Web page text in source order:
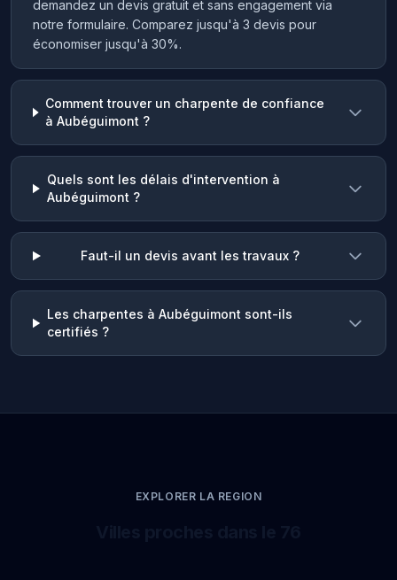
demandez un devis gratuit et sans engagement via
notre formulaire. Comparez jusqu'à 3 devis pour
économiser jusqu'à 30%.
Comment trouver un charpente de confiance
à Aubéguimont ?
Quels sont les délais d'intervention à
Aubéguimont ?
Faut-il un devis avant les travaux ?
Les charpentes à Aubéguimont sont-ils
certifiés ?
EXPLORER LA REGION